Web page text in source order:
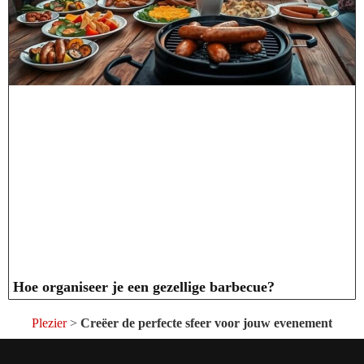
Hoe organiseer je een gezellige barbecue?
Plezier> Creëer de perfecte sfeer voor jouw evenement